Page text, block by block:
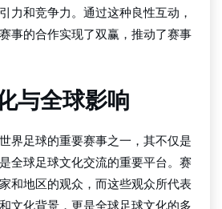
力和竞争力。通过这种良性互动，
事的合作实现了双赢，推动了赛事
与全球影响
界足球的重要赛事之一，其不仅是
全球足球文化交流的重要平台。赛
和地区的观众，而这些观众所代表
文化背景，更是全球足球文化的多